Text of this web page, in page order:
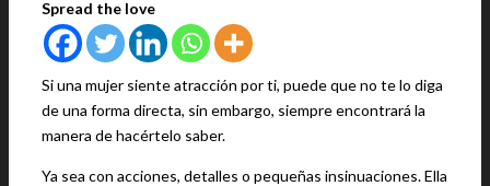
Spread the love
Si una mujer siente atracción por ti, puede que no te lo diga
de una forma directa, sin embargo, siempre encontrará la
manera de hacértelo saber.
Ya sea con acciones, detalles o pequeñas insinuaciones. Ella